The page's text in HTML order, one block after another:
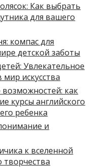
Как выбрать
для вашего
компас для
детской заботы
Увлекательное
искусства
как
курсы английского
ребенка
и
к вселенной
творчества